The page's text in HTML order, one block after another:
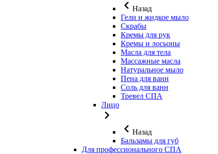
Назад
Гели и жидкое мыло
Скрабы
Кремы для рук
Кремы и лосьоны
Масла для тела
Массажные масла
Натуральное мыло
Пена для ванн
Соль для ванн
Тревел СПА
Лицо
Назад
Бальзамы для губ
Для профессионального СПА